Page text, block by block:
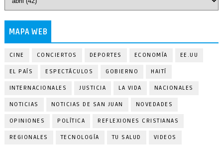
MAPA WEB
CINE CONCIERTOS DEPORTES ECONOMÍA EE.UU
EL PAÍS ESPECTÁCULOS GOBIERNO HAITÍ
INTERNACIONALES JUSTICIA LA VIDA NACIONALES
NOTICIAS NOTICIAS DE SAN JUAN NOVEDADES
OPINIONES POLÍTICA REFLEXIONES CRISTIANAS
REGIONALES TECNOLOGÍA TU SALUD VIDEOS